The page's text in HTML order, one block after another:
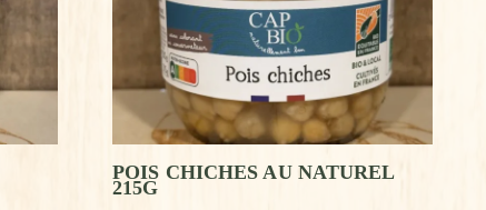
POIS CHICHES AU NATUREL
215G